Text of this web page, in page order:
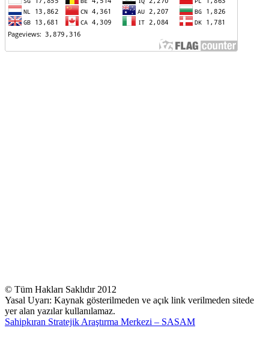
© Tüm Hakları Saklıdır 2012
Yasal Uyarı: Kaynak gösterilmeden ve açık link verilmeden sitede
yer alan yazılar kullanılamaz.
Sahipkıran Stratejik Araştırma Merkezi – SASAM